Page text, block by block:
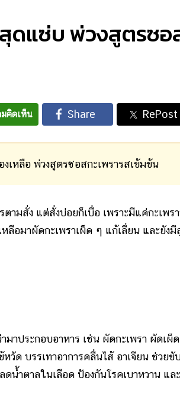
สุดแซ่บ พ่วงสูตรซ
มคิดเห็น
งเหลือ พ่วงสูตรซอสกะเพรารสเข้มข้น
ามสั่ง แต่สั่งบ่อยก็เบื่อ เพราะมีแค่กะเพร
ลือมาผัดกะเพราเผ็ด ๆ แก้เลี่ยน และยัง
าประกอบอาหาร เช่น ผัดกะเพรา ผัดเผ็ด
วัด บรรเทาอาการคลื่นไส้ อาเจียน ช่วยขั
น้ำตาลในเลือด ป้องกันโรคเบาหวาน แล